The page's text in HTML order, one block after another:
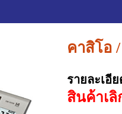
คาสิโอ
รายละเอี
สินค้าเ